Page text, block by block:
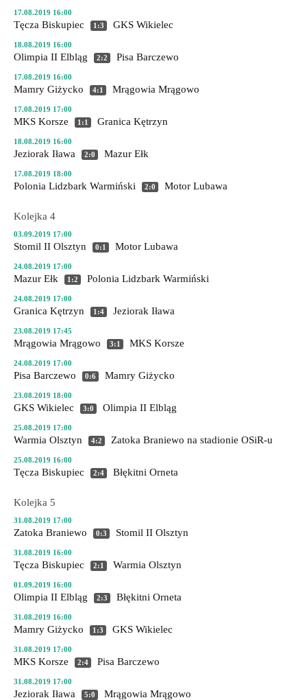
17.08.2019 16:00
Tęcza Biskupiec 1:3 GKS Wikielec
18.08.2019 16:00
Olimpia II Elbląg 2:2 Pisa Barczewo
17.08.2019 16:00
Mamry Giżycko 4:1 Mrągowia Mrągowo
17.08.2019 17:00
MKS Korsze 1:1 Granica Kętrzyn
18.08.2019 16:00
Jeziorak Iława 2:0 Mazur Ełk
17.08.2019 18:00
Polonia Lidzbark Warmiński 2:0 Motor Lubawa
Kolejka 4
03.09.2019 17:00
Stomil II Olsztyn 0:1 Motor Lubawa
24.08.2019 17:00
Mazur Ełk 1:2 Polonia Lidzbark Warmiński
24.08.2019 17:00
Granica Kętrzyn 1:4 Jeziorak Iława
23.08.2019 17:45
Mrągowia Mrągowo 3:1 MKS Korsze
24.08.2019 17:00
Pisa Barczewo 0:6 Mamry Giżycko
23.08.2019 18:00
GKS Wikielec 3:0 Olimpia II Elbląg
25.08.2019 17:00
Warmia Olsztyn 4:2 Zatoka Braniewo na stadionie OSiR-u
25.08.2019 16:00
Tęcza Biskupiec 2:4 Błękitni Orneta
Kolejka 5
31.08.2019 17:00
Zatoka Braniewo 0:3 Stomil II Olsztyn
31.08.2019 16:00
Tęcza Biskupiec 2:1 Warmia Olsztyn
01.09.2019 16:00
Olimpia II Elbląg 2:3 Błękitni Orneta
31.08.2019 16:00
Mamry Giżycko 1:3 GKS Wikielec
31.08.2019 17:00
MKS Korsze 2:4 Pisa Barczewo
31.08.2019 17:00
Jeziorak Iława 5:0 Mrągowia Mrągowo